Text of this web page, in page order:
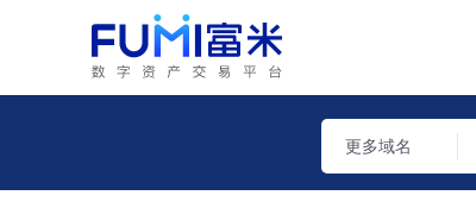
更多域名